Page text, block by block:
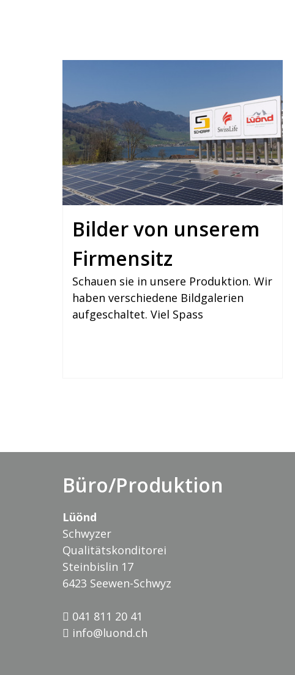
Bilder von unserem
Firmensitz
Schauen sie in unsere Produktion. Wir
haben verschiedene Bildgalerien
aufgeschaltet. Viel Spass
Büro/Produktion
Lüönd
Schwyzer
Qualitätskonditorei
Steinbislin 17
6423 Seewen-Schwyz
041 811 20 41
info@luond.ch